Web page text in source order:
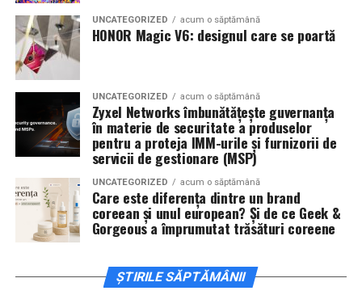
De „Ziua Îndrăgostiților”, pe14 februarie, în Cinema
City Iulius Mall Suceava, de la 18:30, spectatorii sunt
invitați la film alături de regizorul
actoriiSergiu Costache, Vlad si Oana Gherman,
Alexandra Răduță.
Cineplexx Băneasa Shopping City
Bucureștigăzduiește o proiecție specială în prezența
întregii echipe pe15 februarie, de la 17:30.
ÎnCraiova , regizorul Paul Decuși actorii Sergiu
Costache, Azaleea Necula și Oana Gherman vor
Mall pe 16 februarie de la ora 18:00.
UNCATEGORIZED acum o săptămână
HONOR Magic V6: designul care se poartă
UNCATEGORIZED acum o săptămână
Zyxel Networks îmbunătățește guvernanța
în materie de securitate a produselor
pentru a proteja IMM-urile și furnizorii de
servicii de gestionare (MSP)
UNCATEGORIZED acum o săptămână
Care este diferența dintre un brand
coreean și unul european? Și de ce Geek &
Gorgeous a împrumutat trăsături coreene
ȘTIRILE SĂPTĂMÂNII